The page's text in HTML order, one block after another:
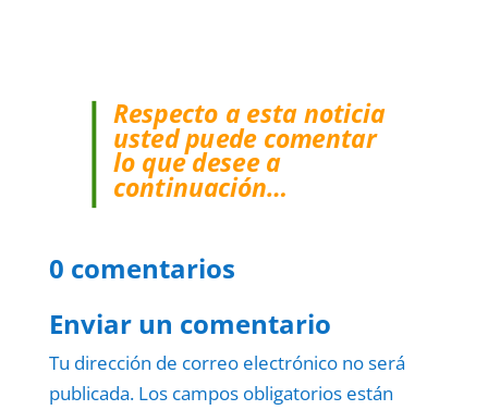
Respecto a esta noticia
usted puede comentar
lo que desee a
continuación…
0 comentarios
Enviar un comentario
Tu dirección de correo electrónico no será
publicada. Los campos obligatorios están